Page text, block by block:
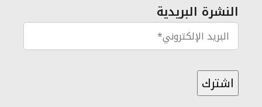
النشرة البريدية